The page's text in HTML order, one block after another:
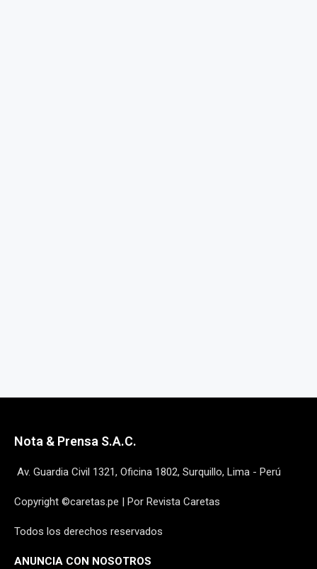
Nota & Prensa S.A.C.
Av. Guardia Civil 1321, Oficina 1802, Surquillo, Lima - Perú
Copyright ©caretas.pe | Por Revista Caretas
Todos los derechos reservados
ANUNCIA CON NOSOTROS